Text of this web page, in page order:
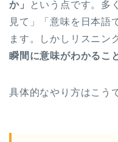
か」
という点です。多
見て」「意味を日本語
ます。しかしリスニン
瞬間に意味がわかるこ
具体的なやり方はこう